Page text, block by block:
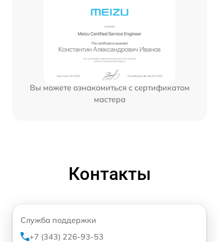
Вы можете ознакомиться с сертификатом
мастера
Контакты
Служба поддержки
+7 (343) 226-93-53